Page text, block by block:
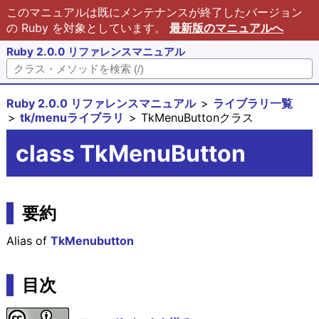
このマニュアルは既にメンテナンスが終了したバージョン
の Ruby を対象としています。 最新版のマニュアルへ
Ruby 2.0.0 リファレンスマニュアル
Ruby 2.0.0 リファレンスマニュアル
ライブラリ一覧
tk/menuライブラリ
TkMenuButtonクラス
class TkMenuButton
要約
Alias of TkMenubutton
目次